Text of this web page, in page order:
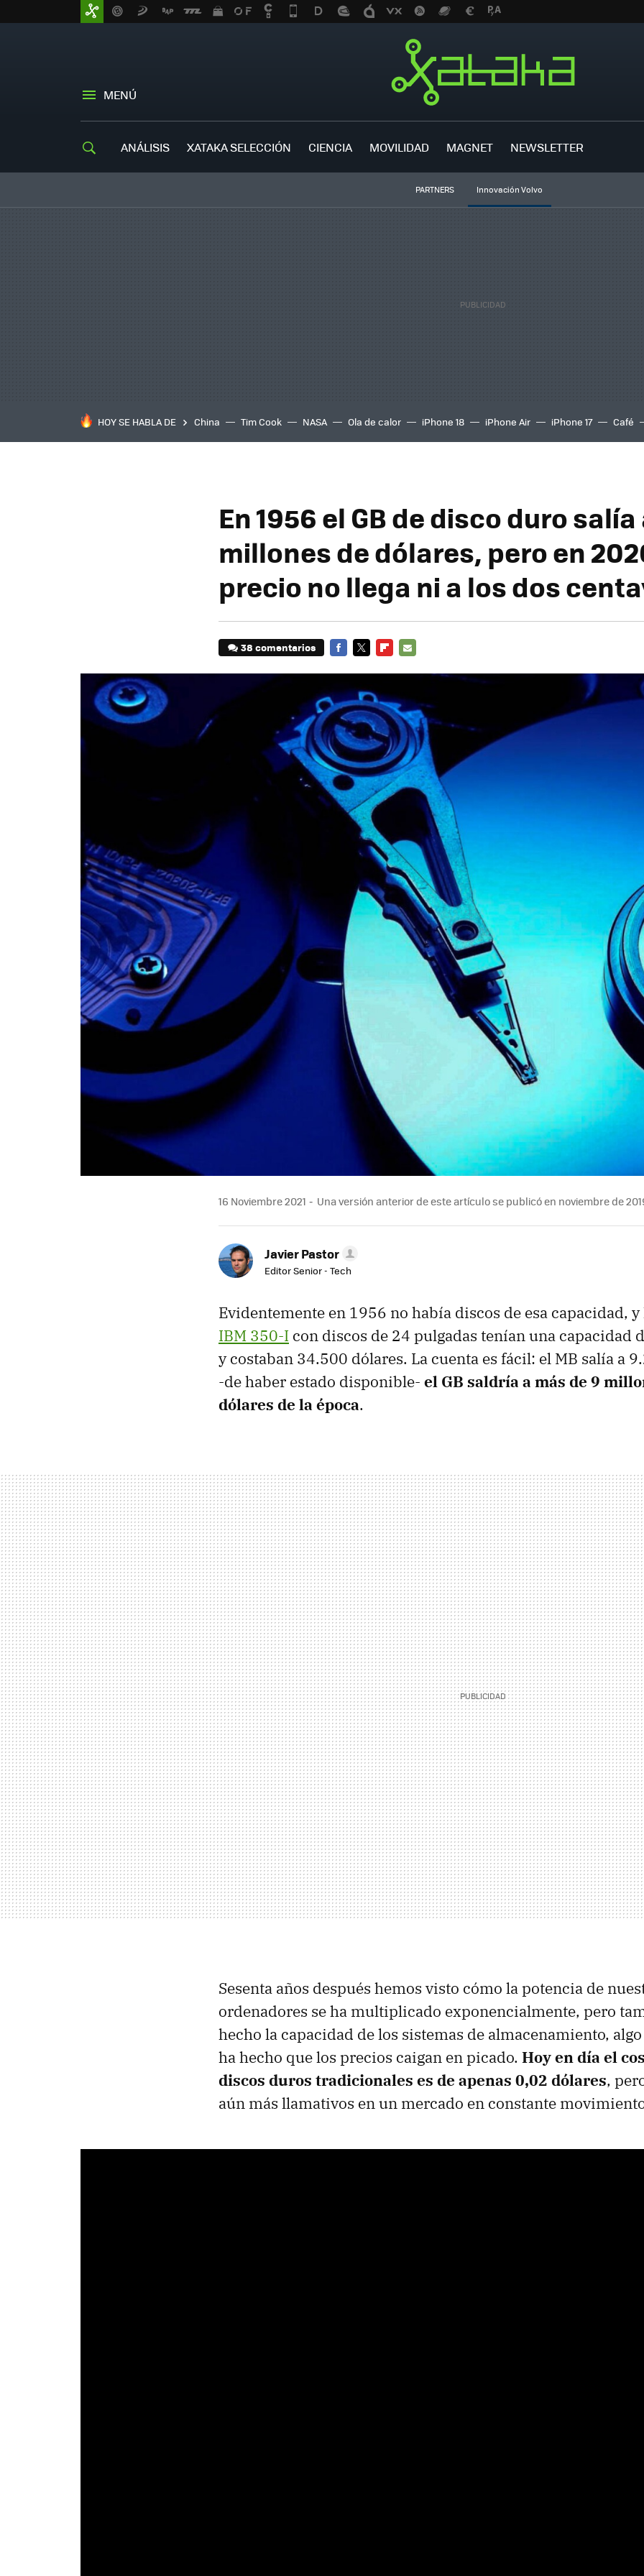
MENÚ
ANÁLISIS XATAKA SELECCIÓN CIENCIA MOVILIDAD MAGNET NEWSLETTER
PARTNERS Innovación Volvo
HOY SE HABLA DE China Tim Cook NASA Ola de calor iPhone 18 iPhone Air iPhone 17 Café
En 1956 el GB de disco duro salía
millones de dólares, pero en
precio no llega ni a los dos
38 comentarios
16 Noviembre 2021 Una versión anterior de este artículo se publicó en noviembre de
Javier Pastor
Editor Senior - Tech
Evidentemente en 1956 no había discos de esa capacidad,
IBM 350-I con discos de 24 pulgadas tenían una capacidad
y costaban 34.500 dólares. La cuenta es fácil: el MB salía a
-de haber estado disponible- el GB saldría a más de 9
dólares de la época.
Sesenta años después hemos visto cómo la potencia de
ordenadores se ha multiplicado exponencialmente, pero
hecho la capacidad de los sistemas de almacenamiento,
ha hecho que los precios caigan en picado. Hoy en día el
discos duros tradicionales es de apenas 0,02 dólares,
aún más llamativos en un mercado en constante